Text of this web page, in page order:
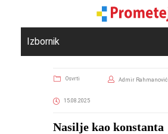
Izbornik
Osvrti Admir Rahmanović
15.08.2025
​Nasilje kao konstanta